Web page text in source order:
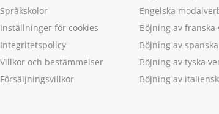
Språkskolor
Inställninger för cookies
Integritetspolicy
Villkor och bestämmelser
Försäljningsvillkor
Engelska
Böjning av franska
Böjning av
Böjning av tyska
Böjning av